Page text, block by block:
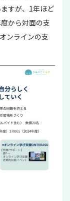
すが、1年ほど
から対面の支
ンラインの支